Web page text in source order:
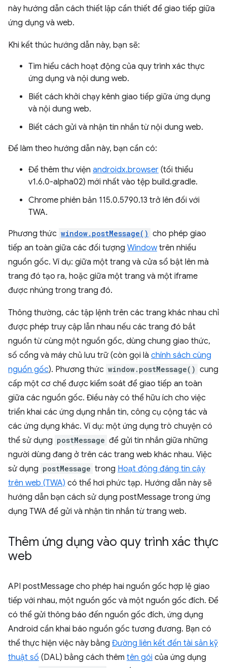
này hướng dẫn cách thiết lập cần thiết để giao tiếp giữa
ứng dụng và web.
Khi kết thúc hướng dẫn này, bạn sẽ:
Tìm hiểu cách hoạt động của quy trình xác thực
ứng dụng và nội dung web.
Biết cách khởi chạy kênh giao tiếp giữa ứng dụng
và nội dung web.
Biết cách gửi và nhận tin nhắn từ nội dung web.
Để làm theo hướng dẫn này, bạn cần có:
Để thêm thư viện androidx.browser (tối thiểu
v1.6.0-alpha02) mới nhất vào tệp build.gradle.
Chrome phiên bản 115.0.5790.13 trở lên đối với
TWA.
Phương thức window.postMessage() cho phép giao
tiếp an toàn giữa các đối tượng Windowtrên nhiều
nguồn gốc. Ví dụ: giữa một trang và cửa sổ bật lên mà
trang đó tạo ra, hoặc giữa một trang và một iframe
được nhúng trong trang đó.
Thông thường, các tập lệnh trên các trang khác nhau chỉ
được phép truy cập lẫn nhau nếu các trang đó bắt
nguồn từ cùng một nguồn gốc, dùng chung giao thức,
số cổng và máy chủ lưu trữ (còn gọi là chính sách cùng
nguồn gốc). Phương thức window.postMessage() cung
cấp một cơ chế được kiểm soát để giao tiếp an toàn
giữa các nguồn gốc. Điều này có thể hữu ích cho việc
triển khai các ứng dụng nhắn tin, công cụ cộng tác và
các ứng dụng khác. Ví dụ: một ứng dụng trò chuyện có
thể sử dụng postMessage để gửi tin nhắn giữa những
người dùng đang ở trên các trang web khác nhau. Việc
sử dụng postMessage trong Hoạt động đáng tin cậy
trên web (TWA) có thể hơi phức tạp. Hướng dẫn này sẽ
hướng dẫn bạn cách sử dụng postMessage trong ứng
dụng TWA để gửi và nhận tin nhắn từ trang web.
Thêm ứng dụng vào quy trình xác thực
web
API postMessage cho phép hai nguồn gốc hợp lệ giao
tiếp với nhau, một nguồn gốc và một nguồn gốc đích. Để
có thể gửi thông báo đến nguồn gốc đích, ứng dụng
Android cần khai báo nguồn gốc tương đương. Bạn có
thể thực hiện việc này bằng Đường liên kết đến tài sản kỹ
thuật số (DAL) bằng cách thêm tên gói của ứng dụng